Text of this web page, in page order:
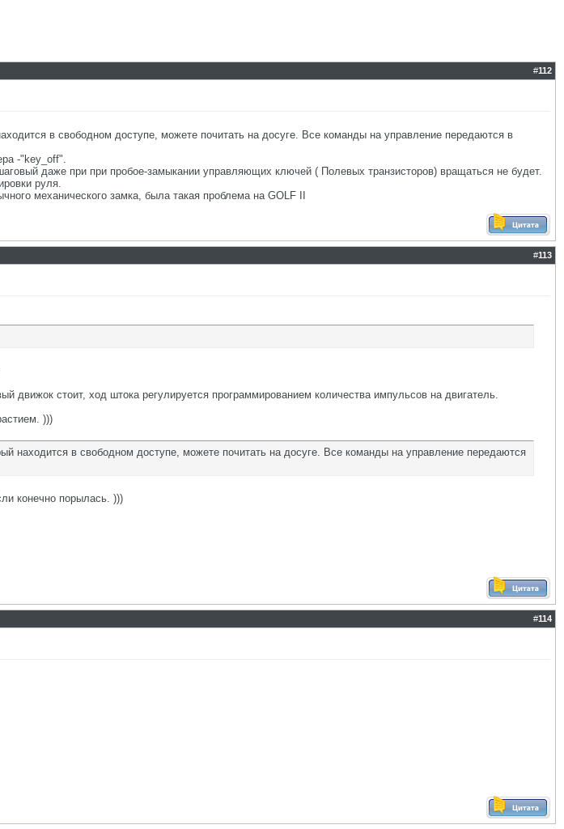
#112
в свободном доступе, можете почитать на досуге. Все команды на управление передаются в
-"key_off".
даже при при пробое-замыкании управляющих ключей ( Полевых транзисторов) вращаться не будет.
руля.
механического замка, была такая проблема на GOLF II
#113
движок стоит, ход штока регулируется программированием количества импульсов на двигатель.
)))
находится в свободном доступе, можете почитать на досуге. Все команды на управление передаются
конечно порылась. )))
#114